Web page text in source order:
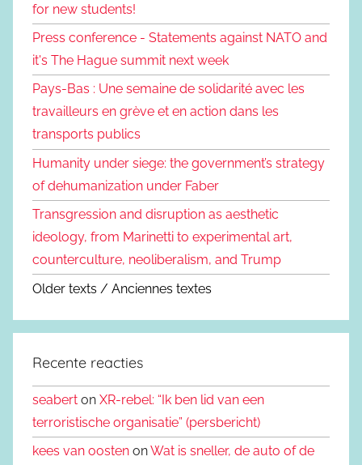
for new students!
Press conference - Statements against NATO and
it's The Hague summit next week
Pays-Bas : Une semaine de solidarité avec les
travailleurs en grève et en action dans les
transports publics
Humanity under siege: the government’s strategy
of dehumanization under Faber
Transgression and disruption as aesthetic
ideology, from Marinetti to experimental art,
counterculture, neoliberalism, and Trump
Older texts / Anciennes textes
Recente reacties
seabert on XR-rebel: “Ik ben lid van een
terroristische organisatie” (persbericht)
kees van oosten onWat is sneller, de auto of de